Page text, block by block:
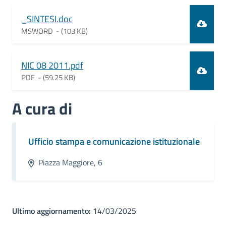
_SINTESI.doc
MSWORD -(103 KB)
NIC 08 2011.pdf
PDF -(59.25 KB)
A cura di
Ufficio stampa e comunicazione istituzionale
Piazza Maggiore, 6
Ultimo aggiornamento: 14/03/2025